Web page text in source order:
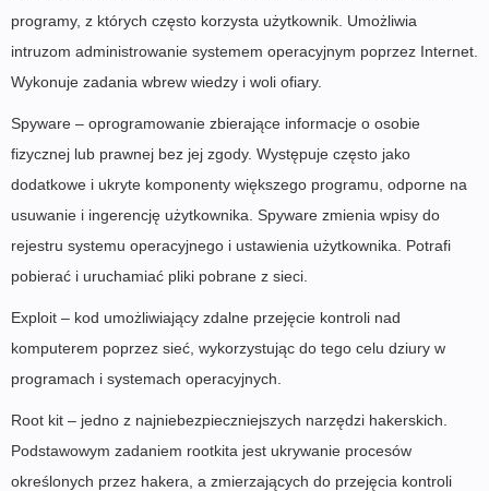
programy, z których często korzysta użytkownik. Umożliwia
intruzom administrowanie systemem operacyjnym poprzez Internet.
Wykonuje zadania wbrew wiedzy i woli ofiary.
Spyware – oprogramowanie zbierające informacje o osobie
fizycznej lub prawnej bez jej zgody. Występuje często jako
dodatkowe i ukryte komponenty większego programu, odporne na
usuwanie i ingerencję użytkownika. Spyware zmienia wpisy do
rejestru systemu operacyjnego i ustawienia użytkownika. Potrafi
pobierać i uruchamiać pliki pobrane z sieci.
Exploit – kod umożliwiający zdalne przejęcie kontroli nad
komputerem poprzez sieć, wykorzystując do tego celu dziury w
programach i systemach operacyjnych.
Root kit – jedno z najniebezpieczniejszych narzędzi hakerskich.
Podstawowym zadaniem rootkita jest ukrywanie procesów
określonych przez hakera, a zmierzających do przejęcia kontroli